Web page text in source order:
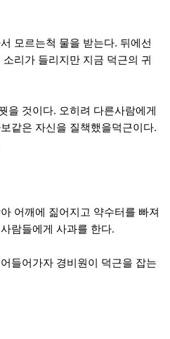
모르는척 물을 받는다. 뒤에선
리가 들리지만 지금 덕근의 귀
을 것이다. 오히려 다른사람에게
같은 자신을 질책했을덕근이다.
어깨에 짊어지고 약수터를 빠져
람들에게 사과를 한다.
들어가자 경비원이 덕근을 잡는